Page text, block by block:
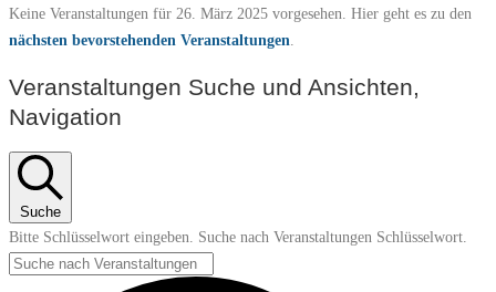
Keine Veranstaltungen für 26. März 2025 vorgesehen. Hier geht es zu den
nächsten bevorstehenden Veranstaltungen
Veranstaltungen Suche und Ansichten,
Navigation
Suche
Bitte Schlüsselwort eingeben. Suche nach Veranstaltungen Schlüsselwort.